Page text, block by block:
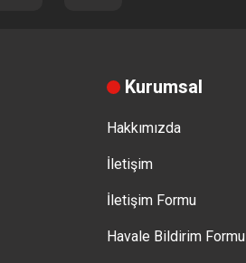
Kurumsal
Hakkımızda
İletişim
İletişim Formu
Havale Bildirim Formu